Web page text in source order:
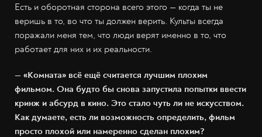
Есть и оборотная сторона всего этого — когда ты не
веришь в то, во что ты должен верить. Культы всегда
поражали меня тем, что люди верят именно в то, что
работает для них и их реальности.
— «Комната» всё ещё считается лучшим плохим
фильмом. Она будто бы снова запустила попытки ввести
кринж и абсурд в кино. Это стало чуть ли не искусством.
Как думаете, есть ли возможность определить, фильм
просто плохой или намеренно сделан плохим?